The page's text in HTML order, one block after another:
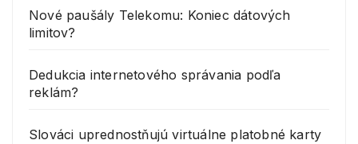
Nové paušály Telekomu: Koniec dátových
limitov?
Dedukcia internetového správania podľa
reklám?
Slováci uprednostňujú virtuálne platobné karty